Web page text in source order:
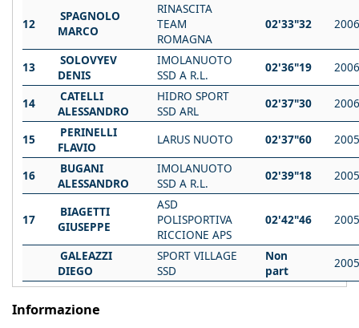
12
SPAGNOLO
MARCO
RINASCITA
TEAM
ROMAGNA
02'33"32 2006
13
SOLOVYEV
DENIS
IMOLANUOTO
SSD A R.L.
02'36"19 2006
14
CATELLI
ALESSANDRO
HIDRO SPORT
SSD ARL
02'37"30 2006
15
PERINELLI
FLAVIO
LARUS NUOTO 02'37"60 2005
16
BUGANI
ALESSANDRO
IMOLANUOTO
SSD A R.L.
02'39"18 2005
17
BIAGETTI
GIUSEPPE
ASD
POLISPORTIVA
RICCIONE APS
02'42"46 2005
GALEAZZI
DIEGO
SPORT VILLAGE
SSD
Non
part
2005
Informazione